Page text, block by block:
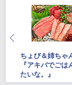
ちょび＆姉ちゃ
『アキバでごは
たいな。』